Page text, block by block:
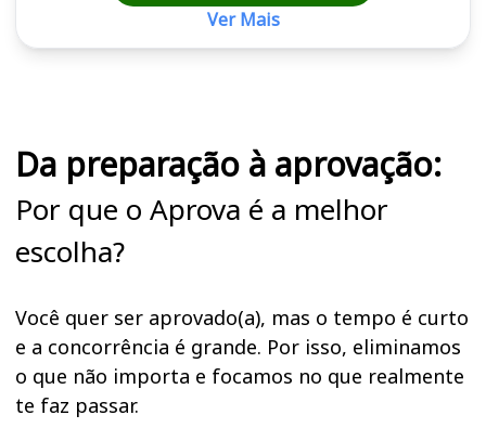
Ver Mais
Da preparação à aprovação:
Por que o Aprova é a melhor
escolha?
Você quer ser aprovado(a), mas o tempo é curto
e a concorrência é grande. Por isso, eliminamos
o que não importa e focamos no que realmente
te faz passar.